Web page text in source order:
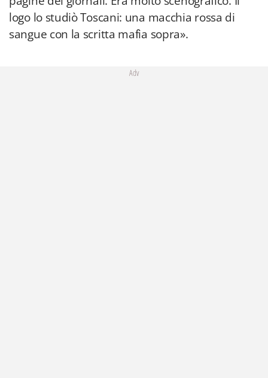
logo lo studiò Toscani: una macchia rossa di
sangue con la scritta mafia sopra».
Adv